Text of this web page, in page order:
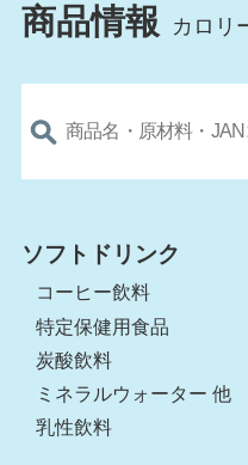
商品情報 カロリ
ソフトドリンク
コーヒー飲料
特定保健用食品
炭酸飲料
ミネラルウォーター 他
乳性飲料